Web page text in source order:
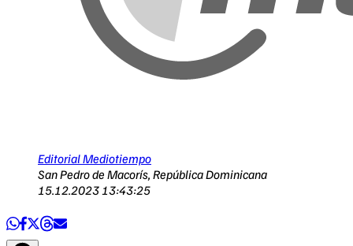
Editorial Mediotiempo
San Pedro de Macorís, República Dominicana
15.12.2023 13:43:25